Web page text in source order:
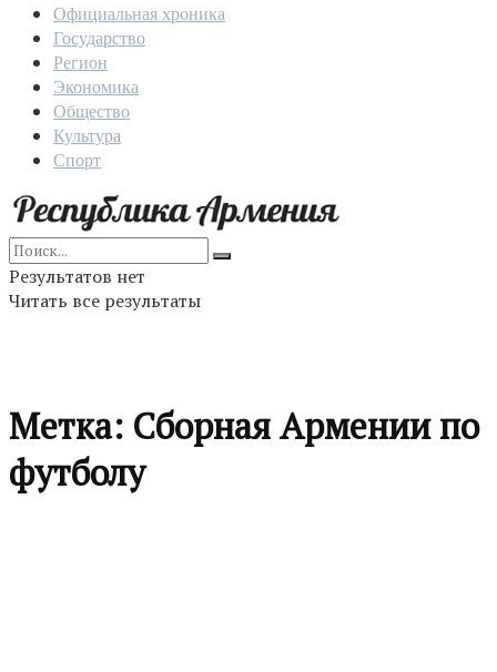
Официальная хроника
Государство
Регион
Экономика
Общество
Культура
Спорт
Результатов нет
Читать все результаты
Метка: Сборная Армении по
футболу